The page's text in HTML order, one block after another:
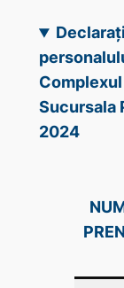
Sucursala
2024